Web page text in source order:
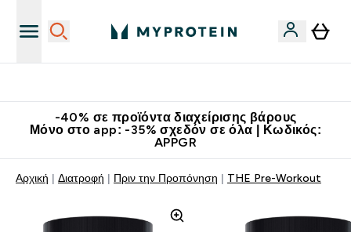
-40% σε προϊόντα διαχείρισης βάρους
Μόνο στο app: -35% σχεδόν σε όλα | Κωδικός:
APPGR
Αρχική Διατροφή Πριν την Προπόνηση THE Pre-Workout